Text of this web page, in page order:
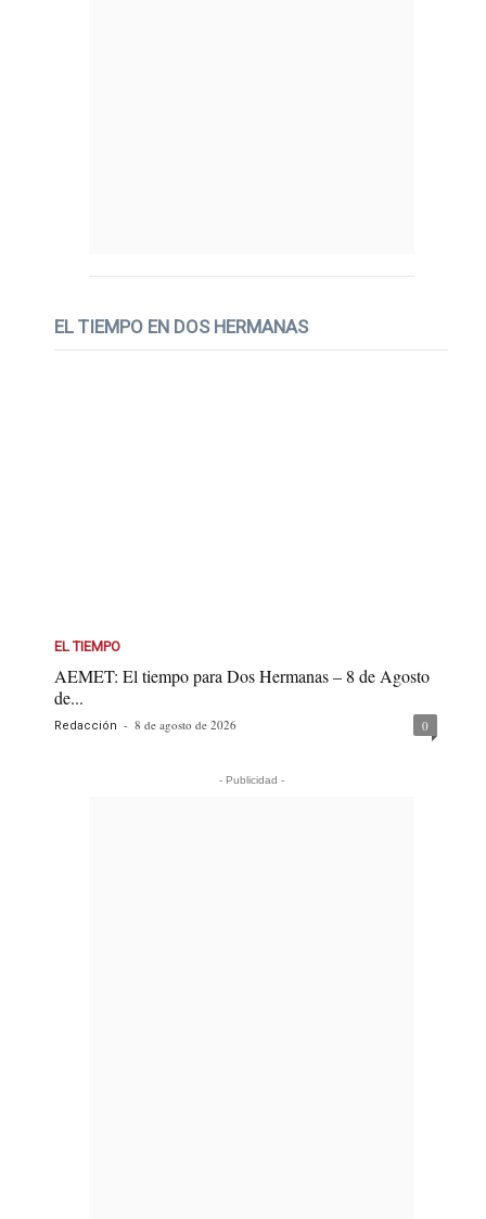
EL TIEMPO EN DOS HERMANAS
EL TIEMPO
AEMET: El tiempo para Dos Hermanas – 8 de Agosto
de...
Redacción - 8 de agosto de 2026 0
- Publicidad -